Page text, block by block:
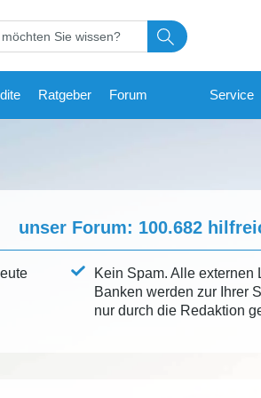
Ratgeber Forum Service
unser Forum: 100.682
Kein Spam. Alle externen
Banken werden zur Ihrer
nur durch die Redaktion